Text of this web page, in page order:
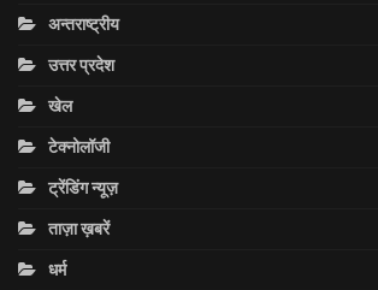
अन्तराष्ट्रीय
उत्तर प्रदेश
खेल
टेक्नोलॉजी
ट्रेंडिंग न्यूज़
ताज़ा ख़बरें
धर्म